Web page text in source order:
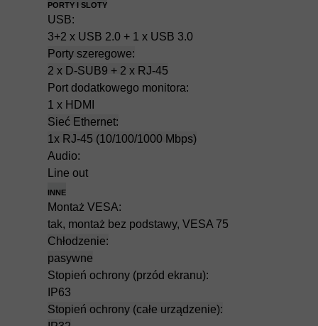
PORTY I SLOTY
USB:
3+2 x USB 2.0 + 1 x USB 3.0
Porty szeregowe:
2 x D-SUB9 + 2 x RJ-45
Port dodatkowego monitora:
1 x HDMI
Sieć Ethernet:
1x RJ-45 (10/100/1000 Mbps)
Audio:
Line out
INNE
Montaż VESA:
tak, montaż bez podstawy, VESA 75
Chłodzenie:
pasywne
Stopień ochrony (przód ekranu):
IP63
Stopień ochrony (całe urządzenie):